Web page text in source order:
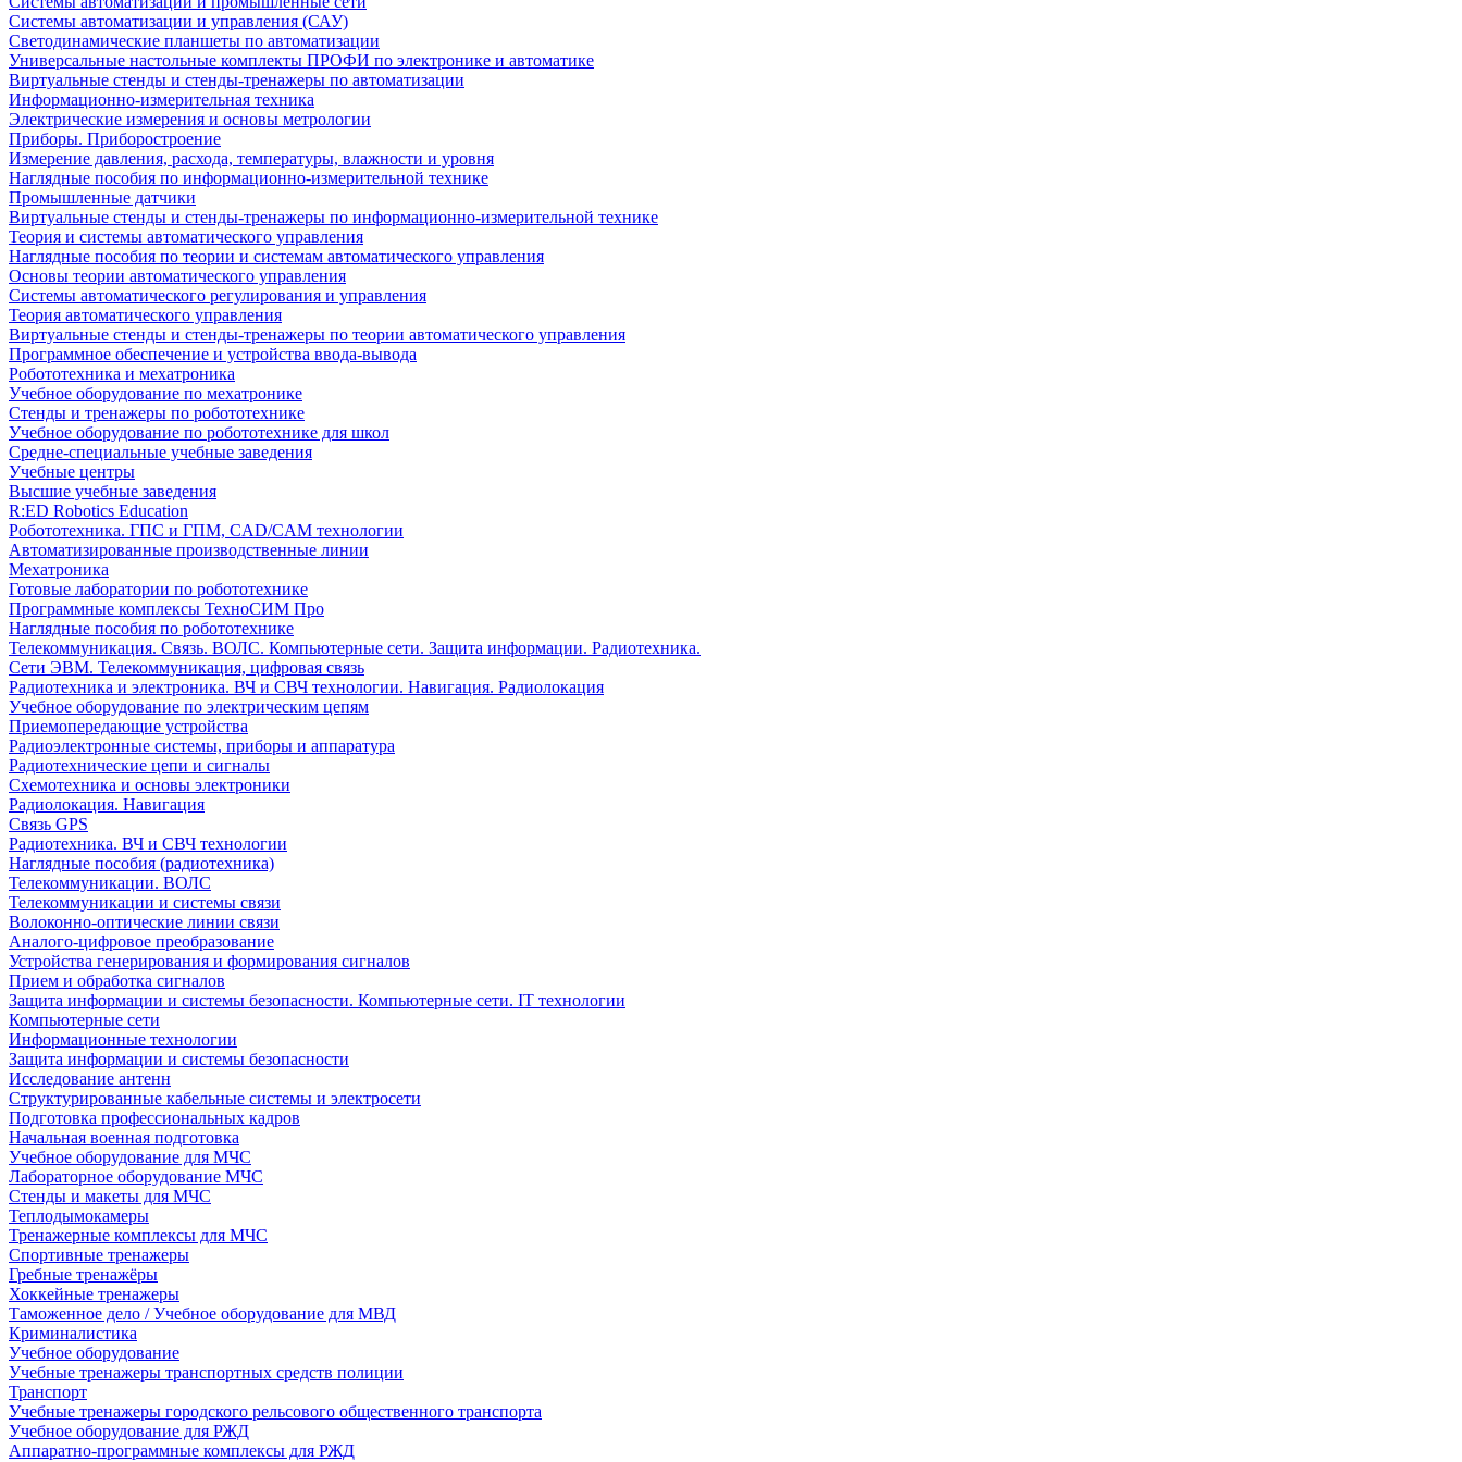
Системы автоматизации и управления (САУ)
Светодинамические планшеты по автоматизации
Универсальные настольные комплекты ПРОФИ по электронике и автоматике
Виртуальные стенды и стенды-тренажеры по автоматизации
Информационно-измерительная техника
Электрические измерения и основы метрологии
Приборы. Приборостроение
Измерение давления, расхода, температуры, влажности и уровня
Наглядные пособия по информационно-измерительной технике
Промышленные датчики
Виртуальные стенды и стенды-тренажеры по информационно-измерительной технике
Теория и системы автоматического управления
Наглядные пособия по теории и системам автоматического управления
Основы теории автоматического управления
Системы автоматического регулирования и управления
Теория автоматического управления
Виртуальные стенды и стенды-тренажеры по теории автоматического управления
Программное обеспечение и устройства ввода-вывода
Робототехника и мехатроника
Учебное оборудование по мехатронике
Стенды и тренажеры по робототехнике
Учебное оборудование по робототехнике для школ
Средне-специальные учебные заведения
Учебные центры
Высшие учебные заведения
R:ED Robotics Education
Робототехника. ГПС и ГПМ, CAD/CAM технологии
Автоматизированные производственные линии
Мехатроника
Готовые лаборатории по робототехнике
Программные комплексы ТехноСИМ Про
Наглядные пособия по робототехнике
Телекоммуникация. Связь. ВОЛС. Компьютерные сети. Защита информации. Радиотехника.
Сети ЭВМ. Телекоммуникация, цифровая связь
Радиотехника и электроника. ВЧ и СВЧ технологии. Навигация. Радиолокация
Учебное оборудование по электрическим цепям
Приемопередающие устройства
Радиоэлектронные системы, приборы и аппаратура
Радиотехнические цепи и сигналы
Схемотехника и основы электроники
Радиолокация. Навигация
Связь GPS
Радиотехника. ВЧ и СВЧ технологии
Наглядные пособия (радиотехника)
Телекоммуникации. ВОЛС
Телекоммуникации и системы связи
Волоконно-оптические линии связи
Аналого-цифровое преобразование
Устройства генерирования и формирования сигналов
Прием и обработка сигналов
Защита информации и системы безопасности. Компьютерные сети. IT технологии
Компьютерные сети
Информационные технологии
Защита информации и системы безопасности
Исследование антенн
Структурированные кабельные системы и электросети
Подготовка профессиональных кадров
Начальная военная подготовка
Учебное оборудование для МЧС
Лабораторное оборудование МЧС
Стенды и макеты для МЧС
Теплодымокамеры
Тренажерные комплексы для МЧС
Спортивные тренажеры
Гребные тренажёры
Хоккейные тренажеры
Таможенное дело / Учебное оборудование для МВД
Криминалистика
Учебное оборудование
Учебные тренажеры транспортных средств полиции
Транспорт
Учебные тренажеры городского рельсового общественного транспорта
Учебное оборудование для РЖД
Аппаратно-программные комплексы для РЖД